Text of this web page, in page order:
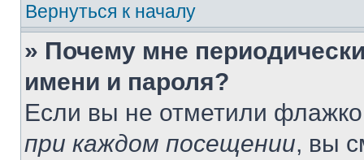
Вернуться к началу
» Почему мне
имени и пароля?
Если вы не отметили
при каждом посещении, вы